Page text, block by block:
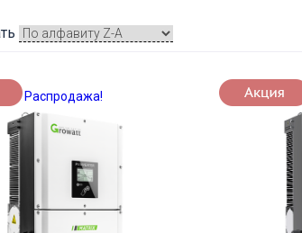
Распродажа!